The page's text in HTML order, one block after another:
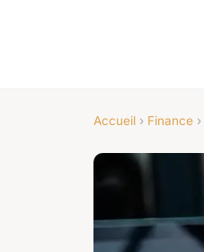
Accueil › Finance ›